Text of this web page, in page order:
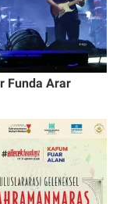
Funda Arar